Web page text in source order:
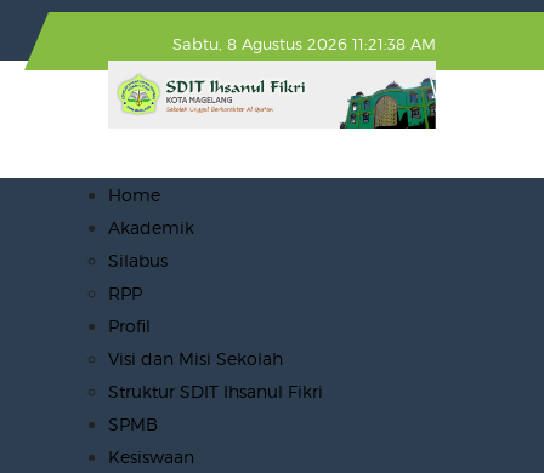
Sabtu, 8 Agustus 2026 11:21:38 AM
Home
Akademik
Silabus
RPP
Profil
Visi dan Misi Sekolah
Struktur SDIT Ihsanul Fikri
SPMB
Kesiswaan